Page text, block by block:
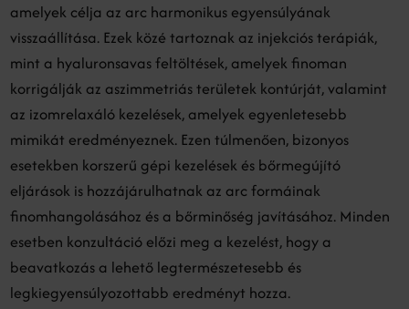
amelyek célja az arc harmonikus egyensúlyának
visszaállítása. Ezek közé tartoznak az injekciós terápiák,
mint a hyaluronsavas feltöltések, amelyek finoman
korrigálják az aszimmetriás területek kontúrját, valamint
az izomrelaxáló kezelések, amelyek egyenletesebb
mimikát eredményeznek. Ezen túlmenően, bizonyos
esetekben korszerű gépi kezelések és bőrmegújító
eljárások is hozzájárulhatnak az arc formáinak
finomhangolásához és a bőrminőség javításához. Minden
esetben konzultáció előzi meg a kezelést, hogy a
beavatkozás a lehető legtermészetesebb és
legkiegyensúlyozottabb eredményt hozza.